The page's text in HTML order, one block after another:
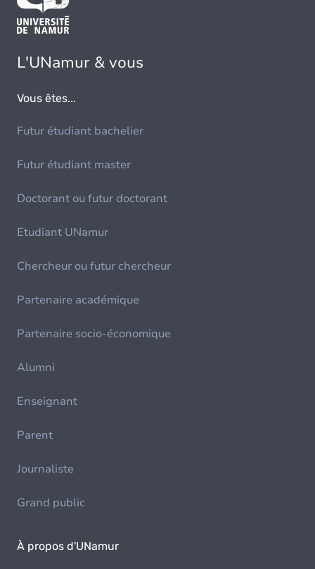
L'UNamur & vous
Vous êtes...
Futur étudiant bachelier
Futur étudiant master
Doctorant ou futur doctorant
Etudiant UNamur
Chercheur ou futur chercheur
Partenaire académique
Partenaire socio-économique
Alumni
Enseignant
Parent
Journaliste
Grand public
À propos d'UNamur